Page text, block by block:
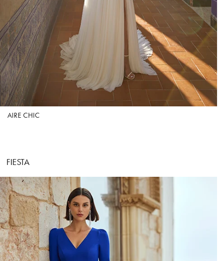
AIRE CHIC
FIESTA